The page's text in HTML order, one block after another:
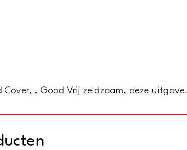
Cover, , Good Vrij zeldzaam, deze uitgave.